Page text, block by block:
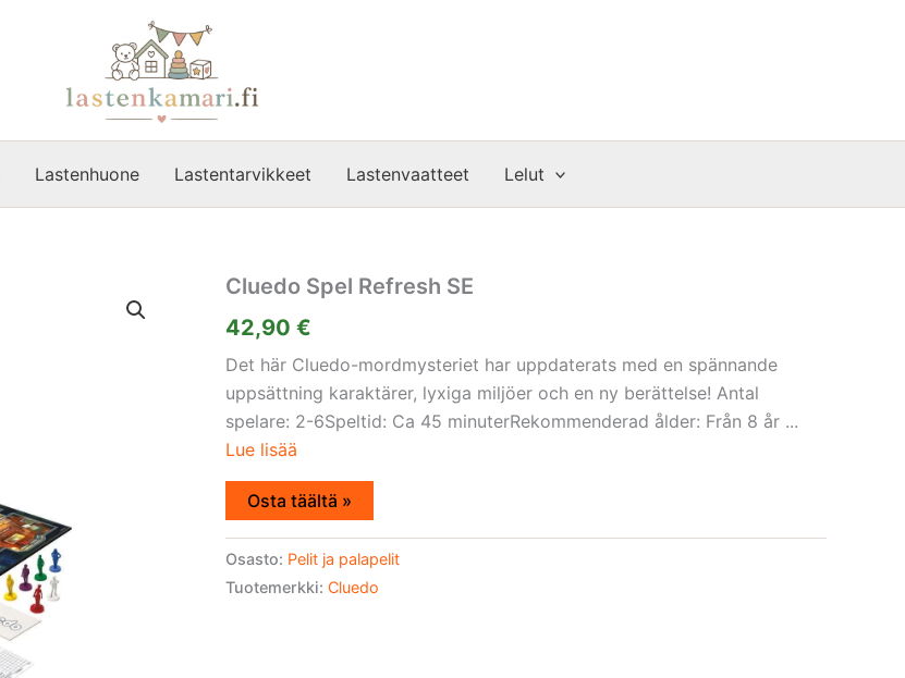
Lastenhuone Lastentarvikkeet Lastenvaatteet Lelut
Cluedo Spel Refresh SE
42,90 €
Det här Cluedo-mordmysteriet har uppdaterats med en spännande
uppsättning karaktärer, lyxiga miljöer och en ny berättelse! Antal
spelare: 2-6Speltid: Ca 45 minuterRekommenderad ålder: Från 8 år ...
Lue lisää
Osta täältä »
Osasto: Pelit ja palapelit
Tuotemerkki: Cluedo